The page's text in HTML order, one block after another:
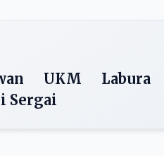
UKM Labura
Sergai